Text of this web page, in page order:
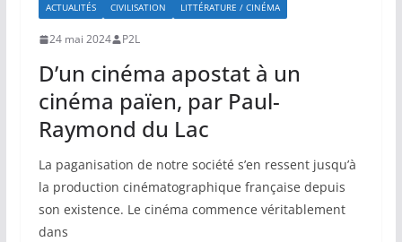
ACTUALITÉS CIVILISATION LITTÉRATURE / CINÉMA
24 mai 2024 P2L
D’un cinéma apostat à un
cinéma païen, par Paul-
Raymond du Lac
La paganisation de notre société s’en ressent jusqu’à
la production cinématographique française depuis
son existence. Le cinéma commence véritablement
dans